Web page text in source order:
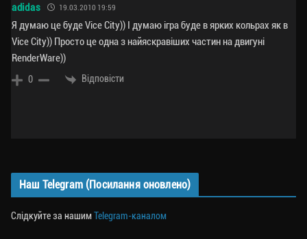
adidas 19.03.2010 19:59
Я думаю це буде Vice City)) І думаю ігра буде в ярких кольрах як в
Vice City)) Просто це одна з найяскравіших частин на двигуні
RenderWare))
0 Відповісти
Наш Telegram (Посилання оновлено)
Слідкуйте за нашимTelegram-каналом